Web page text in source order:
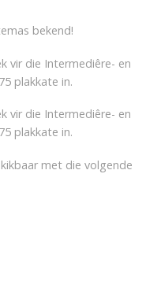
bekend!
vir die Intermediêre- en
plakkate in.
vir die Intermediêre- en
plakkate in.
met die volgende